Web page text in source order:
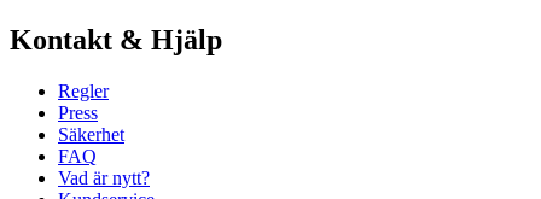
Kontakt & Hjälp
Regler
Press
Säkerhet
FAQ
Vad är nytt?